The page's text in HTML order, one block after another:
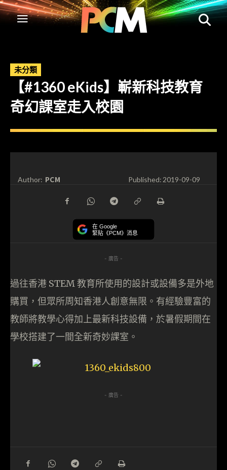
未分類
【#1360 eKids】嶄新科技教育
奇幻課室走入校園
Author: PCM Published:2019-09-09
在 Google
緊貼《PCM》消息
- 廣告 -
過往香港 STEM 教育所使用的設計或設備多是外地
購買，但眾所周知香港人創意無限。有經驗豐富的
教師將教學心得加上最新科技設備，於暑假期間在
學校搭建了一間全新奇妙課室。
- 廣告 -